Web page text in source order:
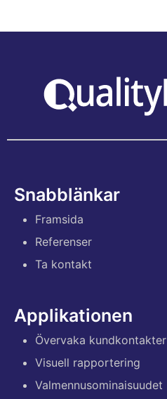
Snabblänkar
Framsida
Referenser
Ta kontakt
Applikationen
Övervaka kundkontakter
Visuell rapportering
Valmennusominaisuudet